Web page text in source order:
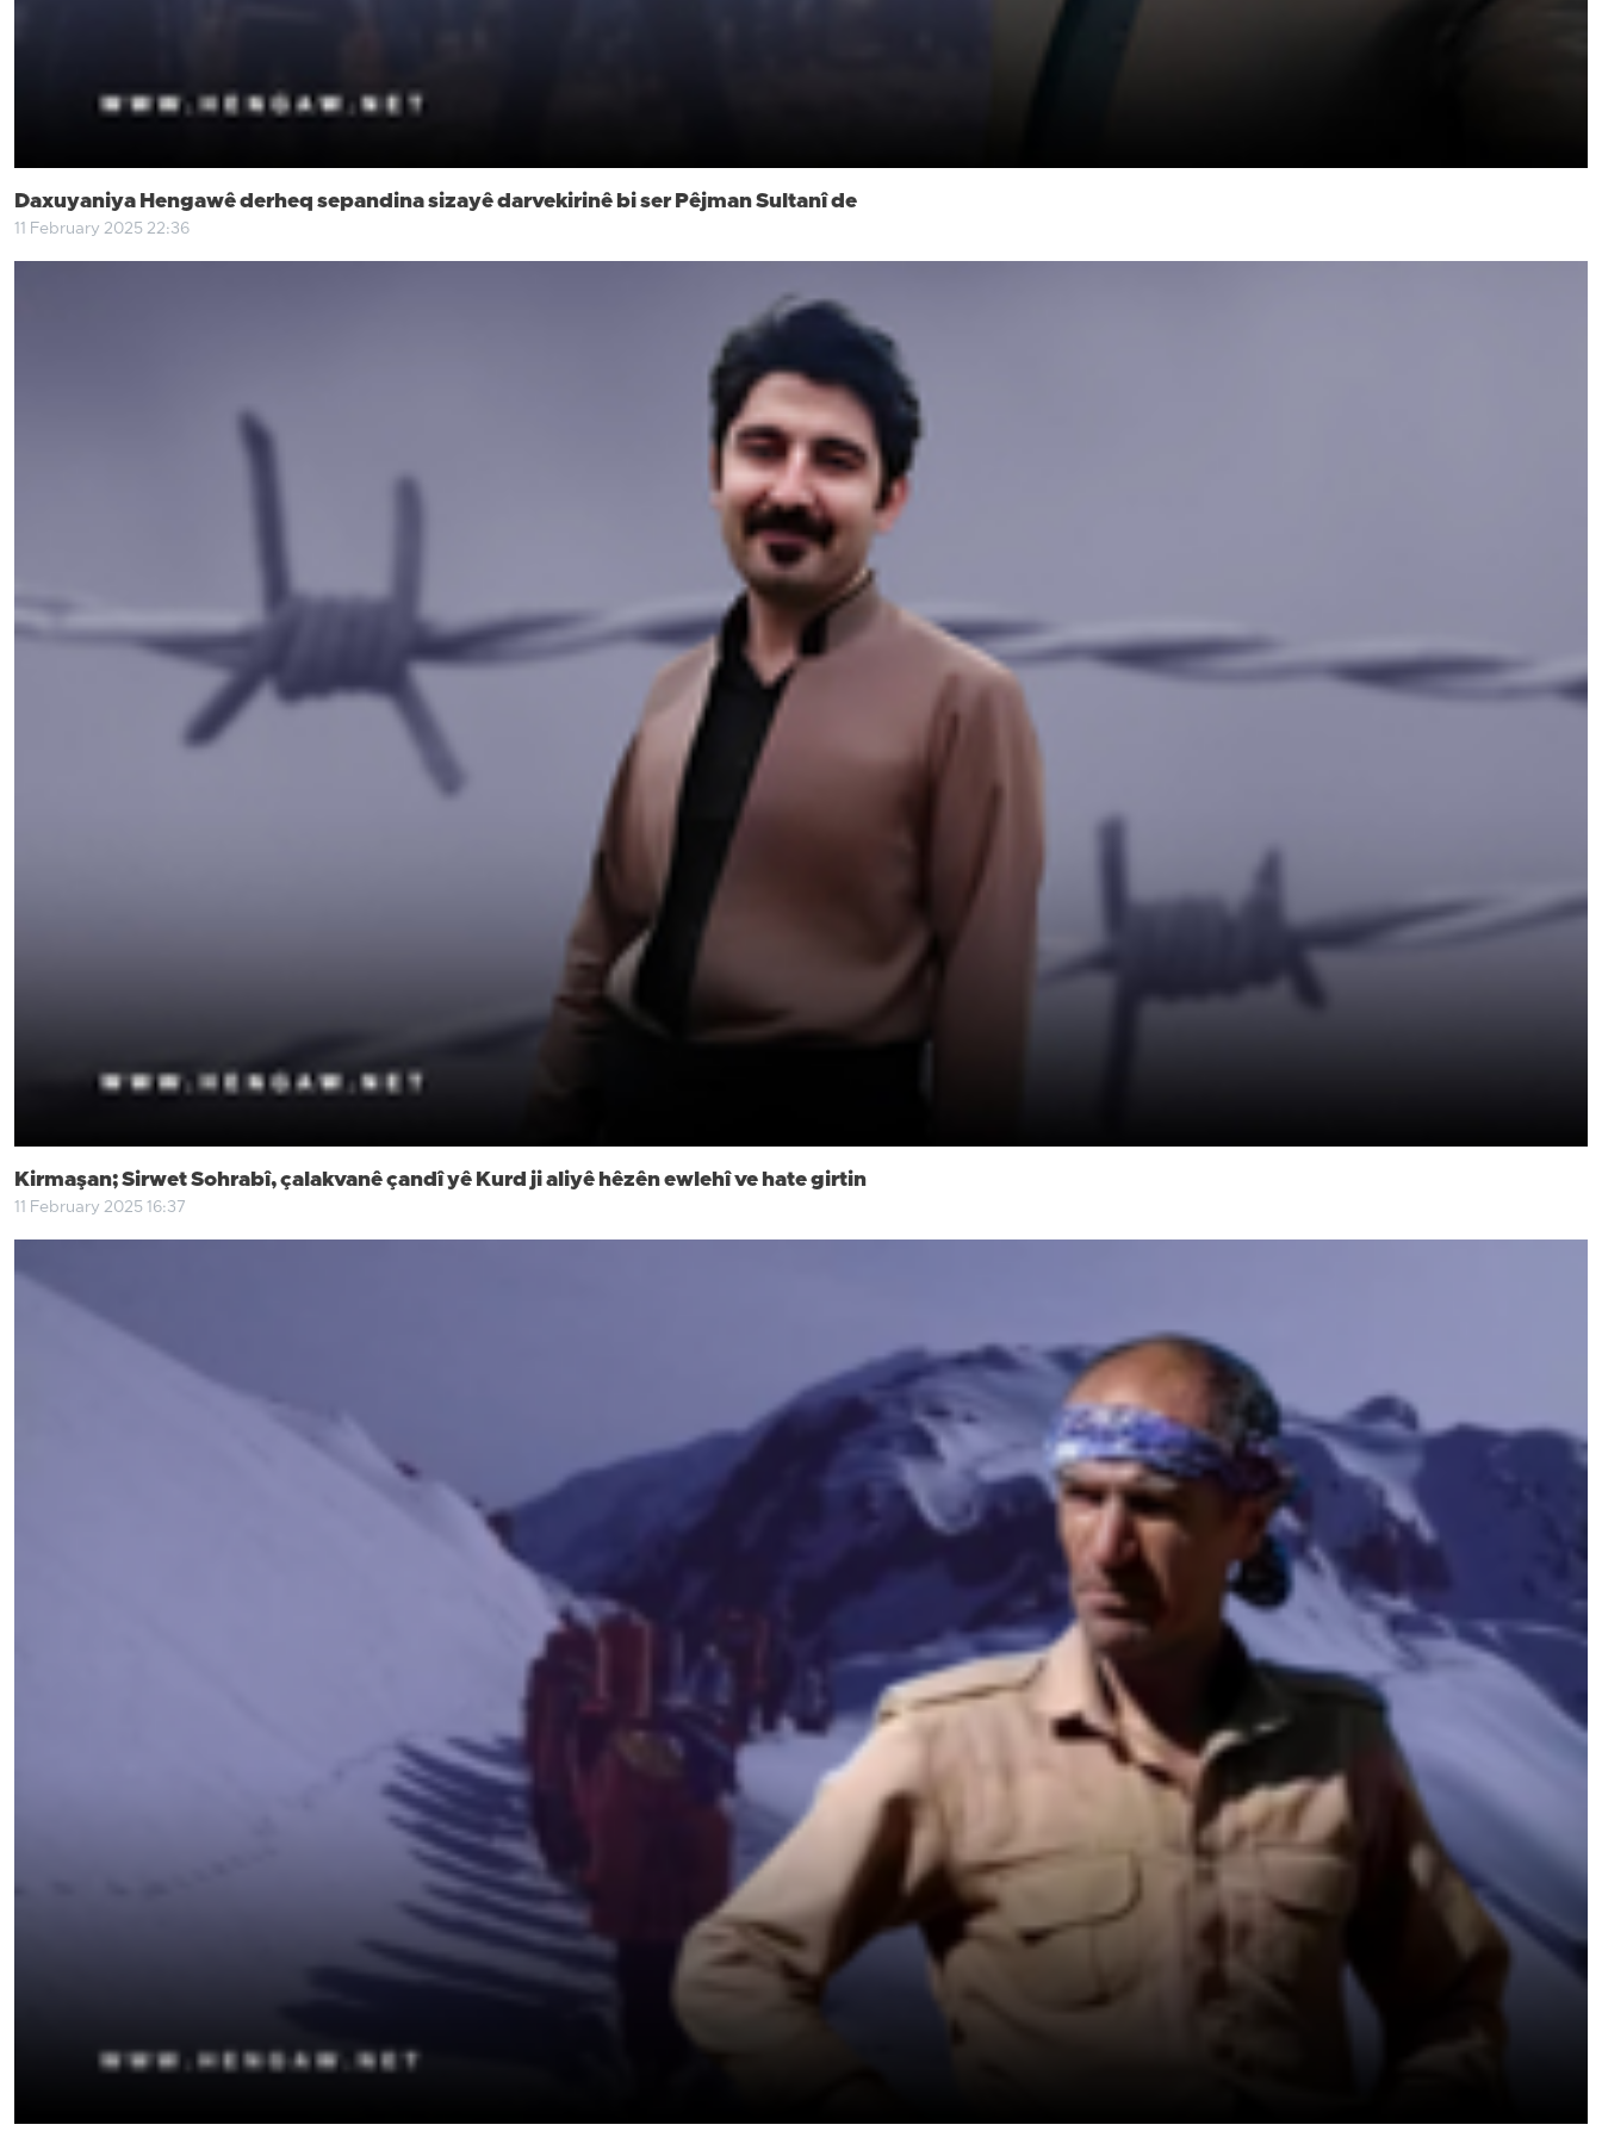
Daxuyaniya Hengawê derheq sepandina sizayê darvekirinê bi ser Pêjman Sultanî de
11 February 2025 22:36
Kirmaşan; Sirwet Sohrabî, çalakvanê çandî yê Kurd ji aliyê hêzên ewlehî ve hate girtin
11 February 2025 16:37